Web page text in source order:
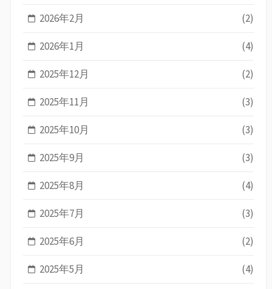
2026年2月 (2)
2026年1月 (4)
2025年12月 (2)
2025年11月 (3)
2025年10月 (3)
2025年9月 (3)
2025年8月 (4)
2025年7月 (3)
2025年6月 (2)
2025年5月 (4)